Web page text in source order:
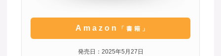
Amazon 「書籍」
発売日：2025年5月27日